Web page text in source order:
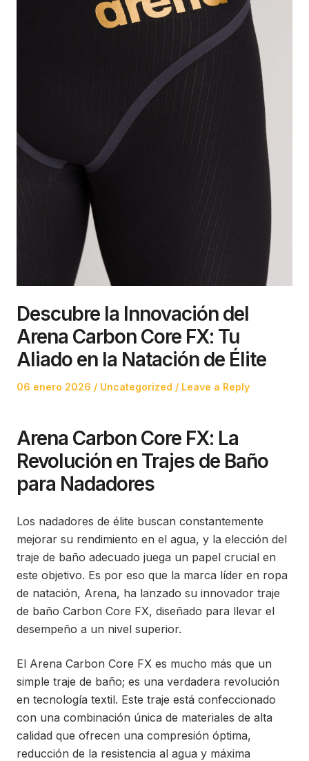
Descubre la Innovación del
Arena Carbon Core FX: Tu
Aliado en la Natación de Élite
Posted
06 enero 2026
Posted
Uncategorized Leave a Reply
Arena Carbon Core FX: La
Revolución en Trajes de Baño
para Nadadores
Los nadadores de élite buscan constantemente
mejorar su rendimiento en el agua, y la elección del
traje de baño adecuado juega un papel crucial en
este objetivo. Es por eso que la marca líder en ropa
de natación, Arena, ha lanzado su innovador traje
de baño Carbon Core FX, diseñado para llevar el
desempeño a un nivel superior.
El Arena Carbon Core FX es mucho más que un
simple traje de baño; es una verdadera revolución
en tecnología textil. Este traje está confeccionado
con una combinación única de materiales de alta
calidad que ofrecen una compresión óptima,
reducción de la resistencia al agua y máxima